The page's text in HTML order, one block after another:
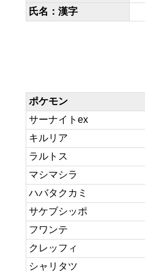
氏名：漢字
ポケモン
サーナイトex
キルリア
ラルトス
マシマシラ
ハバタクカミ
サケブシッポ
フワンテ
クレッフィ
シャリタツ